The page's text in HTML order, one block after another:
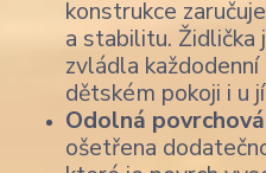
konstrukce
a stabilitu. Židlička
zvládla
dětském pokoji i u
Odolná
ošetřena